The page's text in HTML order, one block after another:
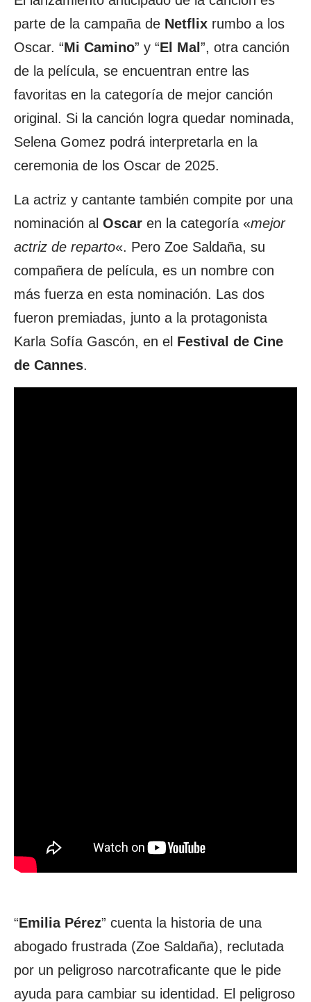
parte de la campaña de Netflix rumbo a los
Oscar. “Mi Camino” y “El Mal ”, otra canción
de la película, se encuentran entre las
favoritas en la categoría de mejor canción
original. Si la canción logra quedar nominada,
Selena Gomez podrá interpretarla en la
ceremonia de los Oscar de 2025.
La actriz y cantante también compite por una
nominación al Oscar en la categoría «mejor
actriz de reparto«. Pero Zoe Saldaña, su
compañera de película, es un nombre con
más fuerza en esta nominación. Las dos
fueron premiadas, junto a la protagonista
Karla Sofía Gascón, en el Festival de Cine
de Cannes.
“Emilia Pérez” cuenta la historia de una
abogado frustrada (Zoe Saldaña), reclutada
por un peligroso narcotraficante que le pide
ayuda para cambiar su identidad. El peligroso